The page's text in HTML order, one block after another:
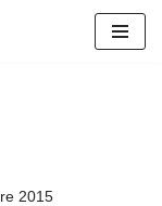
2015